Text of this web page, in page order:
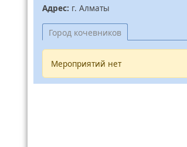
Адрес: г. Алматы
Город кочевников
Мероприятий нет